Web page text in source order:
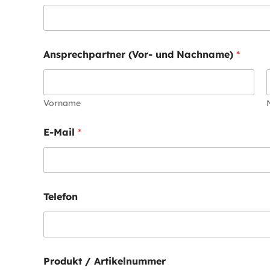
-
a
l
E
-
a
i
Ansprechpartner (Vor- und Nachname) *
Vorname
E-Mail *
Telefon
Produkt / Artikelnummer